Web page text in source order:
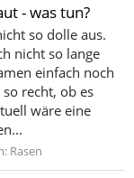
- was tun?
so dolle aus.
nicht so lange
einfach noch
recht, ob es
wäre eine
Rasen